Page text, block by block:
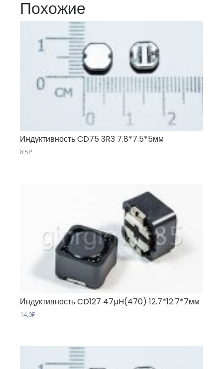
Похожие
Индуктивность CD75 3R3 7.8*7.5*5мм
8,5₽
Индуктивность CD127 47µH(470) 12.7*12.7*7мм
14,0₽